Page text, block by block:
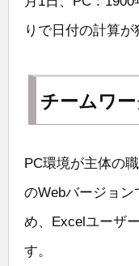
りで日付の計算
チームワ
PC環境が主体の
のWebバージョ
め、Excelユーザ
す。